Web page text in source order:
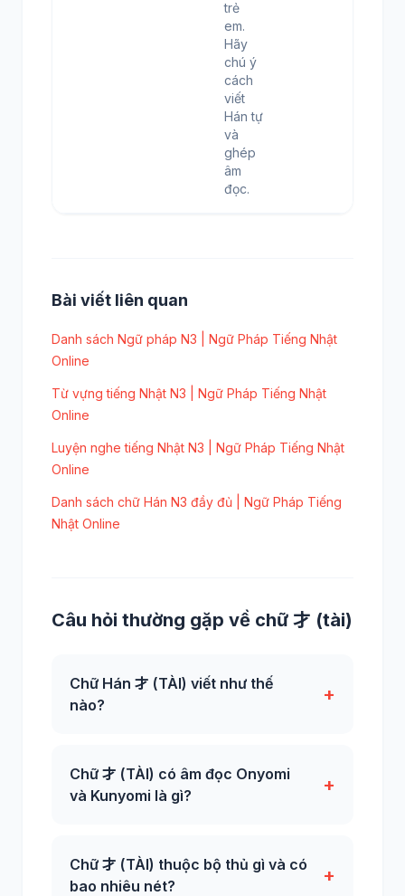
trẻ
em.
Hãy
chú ý
cách
viết
Hán tự
và
ghép
âm
đọc.
Bài viết liên quan
Danh sách Ngữ pháp N3 | Ngữ Pháp Tiếng Nhật
Online
Từ vựng tiếng Nhật N3 | Ngữ Pháp Tiếng Nhật
Online
Luyện nghe tiếng Nhật N3 | Ngữ Pháp Tiếng Nhật
Online
Danh sách chữ Hán N3 đầy đủ | Ngữ Pháp Tiếng
Nhật Online
Câu hỏi thường gặp về chữ 才 (tài)
Chữ Hán 才 (TÀI) viết như thế
nào?
+
Chữ 才 (TÀI) có âm đọc Onyomi
và Kunyomi là gì?
+
Chữ 才 (TÀI) thuộc bộ thủ gì và có
bao nhiêu nét?
+